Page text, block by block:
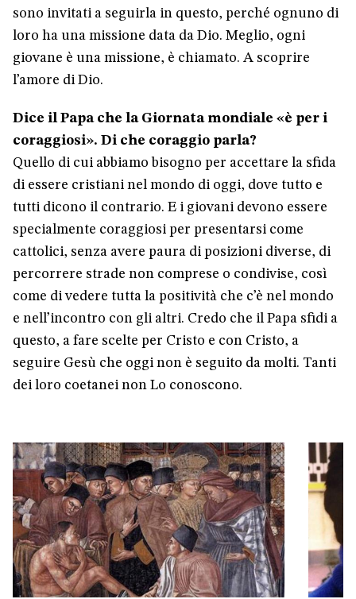
sono invitati a seguirla in questo, perché ognuno di
loro ha una missione data da Dio. Meglio, ogni
giovane è una missione, è chiamato. A scoprire
l’amore di Dio.
Dice il Papa che la Giornata mondiale «è per i
coraggiosi». Di che coraggio parla?
Quello di cui abbiamo bisogno per accettare la sfida
di essere cristiani nel mondo di oggi, dove tutto e
tutti dicono il contrario. E i giovani devono essere
specialmente coraggiosi per presentarsi come
cattolici, senza avere paura di posizioni diverse, di
percorrere strade non comprese o condivise, così
come di vedere tutta la positività che c’è nel mondo
e nell’incontro con gli altri. Credo che il Papa sfidi a
questo, a fare scelte per Cristo e con Cristo, a
seguire Gesù che oggi non è seguito da molti. Tanti
dei loro coetanei non Lo conoscono.